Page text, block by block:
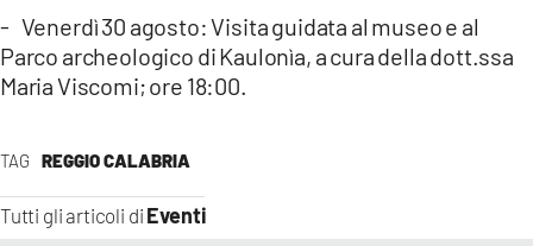
TAG REGGIO CALABRIA
Tutti gli articoli di Eventi
- Venerdì 30 agosto: Visita guidata al museo e al
Parco archeologico di Kaulonìa, a cura della dott.ssa
Maria Viscomi; ore 18:00.